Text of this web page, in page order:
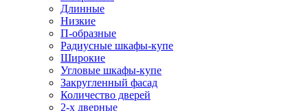
Длинные
Низкие
П-образные
Радиусные шкафы-купе
Широкие
Угловые шкафы-купе
Закругленный фасад
Количество дверей
2-х дверные